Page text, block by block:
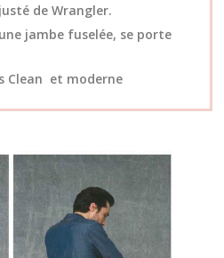
de Wrangler.
jambe fuselée, se porte
Clean et moderne